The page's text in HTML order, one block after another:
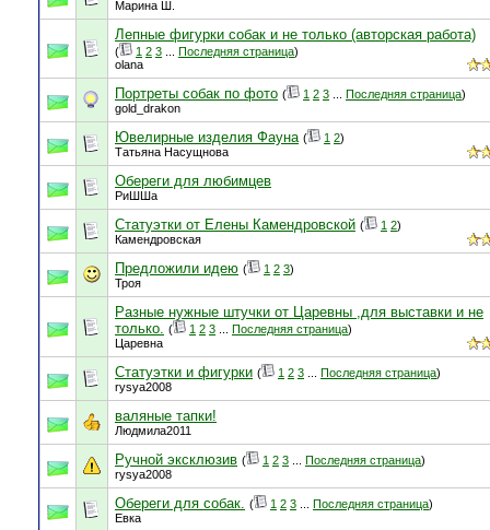
Марина Ш.
Лепные фигурки собак и не только (авторская работа)
( 1 2 3 Последняя страница)
olana
Портреты собак по фото ( 1 2 3 Последняя страница)
gold_drakon
Ювелирные изделия Фауна ( 1 2)
Татьяна Насущнова
Обереги для любимцев
РиШШа
Статуэтки от Елены Камендровской ( 1 2)
Камендровская
Предложили идею ( 1 2 3)
Троя
Разные нужные штучки от Царевны ,для выставки и не
только. ( 1 2 3 Последняя страница)
Царевна
Статуэтки и фигурки ( 1 2 3 Последняя страница)
rysya2008
валяные тапки!
Людмила2011
Ручной эксклюзив ( 1 2 3 Последняя страница)
rysya2008
Обереги для собак. ( 1 2 3 Последняя страница)
Евка